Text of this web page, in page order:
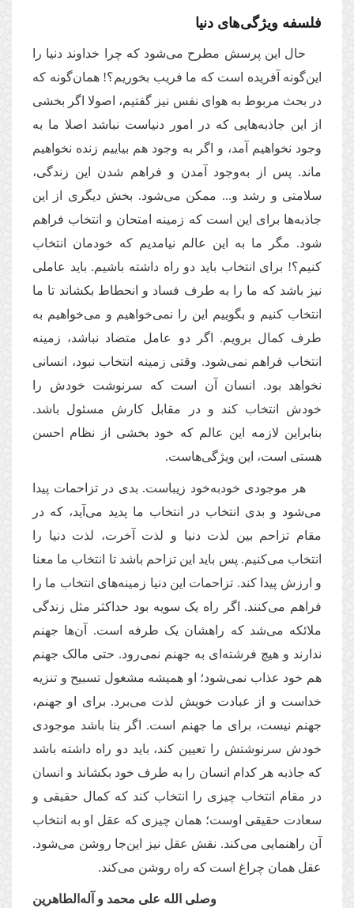
فلسفه ویژگی‌های دنیا
حال این پرسش مطرح می‌شود که چرا خداوند دنیا را
این‌گونه آفریده است که ما فریب بخوریم؟! همان‌گونه که
در بحث مربوط به هوای نفس نیز گفتیم، اصولا اگر بخشی
از این جاذبه‌هایی که در امور دنیاست نباشد اصلا ما به
وجود نخواهیم آمد، و اگر به وجود هم بیاییم زنده نخواهیم
ماند. پس از به‌وجود آمدن و فراهم شدن این زندگی،
سلامتی و رشد و... ممکن می‌شود. بخش دیگری از این
جاذبه‌ها برای این است که زمینه امتحان و انتخاب فراهم
شود. مگر ما به این عالم نیامدیم که خودمان انتخاب
کنیم؟! برای انتخاب باید دو راه داشته باشیم. باید عاملی
نیز باشد که ما را به طرف فساد و انحطاط بکشاند تا ما
انتخاب کنیم و بگوییم این را نمی‌خواهیم و می‌خواهیم به
طرف کمال برویم. اگر دو عامل متضاد نباشد، زمینه
انتخاب فراهم نمی‌شود. وقتی زمینه انتخاب نبود، انسانی
نخواهد بود. انسان آن است که سرنوشت خودش را
خودش انتخاب کند و در مقابل کارش مسئول باشد.
بنابراین لازمه این عالم که خود بخشی از نظام احسن
هستی است، این ویژگی‌هاست.
هر موجودی خودبه‌خود زیباست. بدی در تزاحمات پیدا
می‌شود و بدی انتخاب در انتخاب ما پدید می‌آید، که در
مقام تزاحم بین لذت دنیا و لذت آخرت، لذت دنیا را
انتخاب می‌کنیم. پس باید این تزاحم باشد تا انتخاب ‌ما معنا
و ارزش پیدا کند. تزاحمات این دنیا زمینه‌های انتخاب ما را
فراهم می‌کنند. اگر راه یک سویه بود حداکثر مثل زندگی
ملائکه می‌شد که راهشان یک طرفه است. آن‌ها جهنم
ندارند و هیچ فرشته‌ای به جهنم نمی‌رود. حتی مالک جهنم
هم خود عذاب نمی‌شود؛ او همیشه مشغول تسبیح و تنزیه
خداست و از عبادت خویش لذت می‌برد. برای او جهنم،
جهنم نیست، برای ما جهنم است. اگر بنا باشد موجودی
خودش سرنوشتش را تعیین کند، باید دو راه داشته باشد
که جاذبه هر کدام انسان را به طرف خود بکشاند و انسان
در مقام انتخاب چیزی را انتخاب کند که کمال حقیقی و
سعادت حقیقی اوست؛ همان چیزی که عقل او به انتخاب
آن راهنمایی می‌کند. نقش عقل نیز این‌جا روشن می‌شود.
عقل همان چراغ است که راه روشن می‌کند.
وصلی ‌الله علی محمد و آله‌الطاهرین